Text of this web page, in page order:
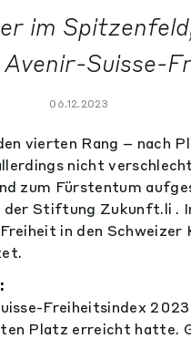
im
Suisse-
06.12.2023
vierten Rang – nach
nicht
zum Fürstentum
Stiftung Zukunft.li .
in den
Freiheitsindex
Platz erreicht hatte.